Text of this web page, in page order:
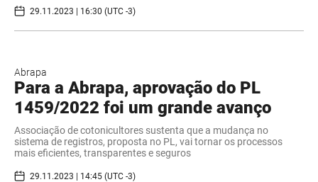
29.11.2023 | 16:30 (UTC -3)
Abrapa
Para a Abrapa, aprovação do PL
1459/2022 foi um grande avanço
Associação de cotonicultores sustenta que a mudança no
sistema de registros, proposta no PL, vai tornar os processos
mais eficientes, transparentes e seguros
29.11.2023 | 14:45 (UTC -3)